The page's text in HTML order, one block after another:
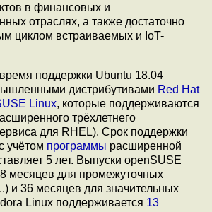
в финансовых и
отраслях, а также достаточно
циклом встраиваемых и IoT-
поддержки Ubuntu 18.04
дистрибутивами Red Hat
Linux, которые поддерживаются
трёхлетнего
для RHEL). Срок поддержки
учётом программы расширенной
5 лет. Выпуски openSUSE
месяцев для промежуточных
и 36 месяцев для значительных
Linux поддерживается 13